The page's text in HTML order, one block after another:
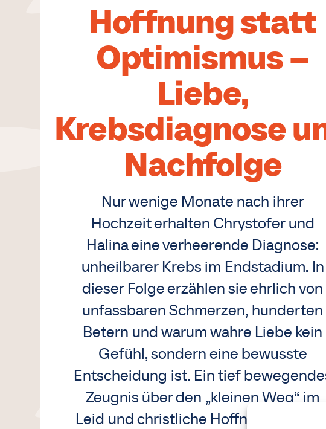
Hoffnung statt
Optimismus –
Liebe,
Krebsdiagnose
Nachfolge
Nur wenige Monate nach ihrer
Hochzeit erhalten Chrystofer und
Halina eine verheerende Diagnose:
unheilbarer Krebs im Endstadium. In
dieser Folge erzählen sie ehrlich von
unfassbaren Schmerzen, hunderten
Betern und warum wahre Liebe kein
Gefühl, sondern eine bewusste
Entscheidung ist. Ein tief
Zeugnis über den „kleinen Weg“ im
Leid und christliche Hoffnung jenseits